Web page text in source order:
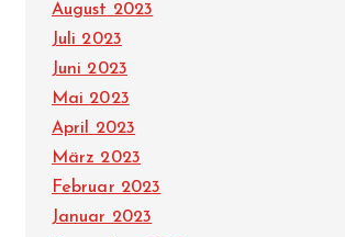
August 2023
Juli 2023
Juni 2023
Mai 2023
April 2023
März 2023
Februar 2023
Januar 2023